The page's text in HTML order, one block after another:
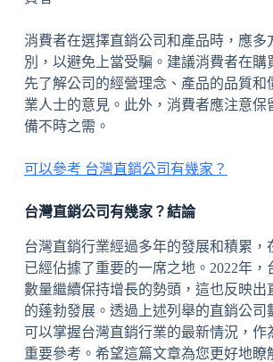
消費者在選擇直銷公司和產品時，應多
別，以避免上當受騙。建議消費者在購
先了解公司的經營理念、產品的品質和
業人士的意見。此外，消費者應注意保
備不時之需。
可以參考 台灣直銷公司有幾家？
台灣直銷公司有幾家？結論
台灣直銷行業經過多年的發展和積累，
已經佔據了重要的一席之地。2022年，
數量繼續保持增長的勢頭，這也反映出
的蓬勃發展。透過上述列舉的直銷公司
可以掌握台灣直銷行業的最新情況，作
重要參考。希望這篇文章為您更好地瞭